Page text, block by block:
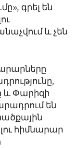
գրել են
և չեն
և Փարիզի
են
հիմնարար